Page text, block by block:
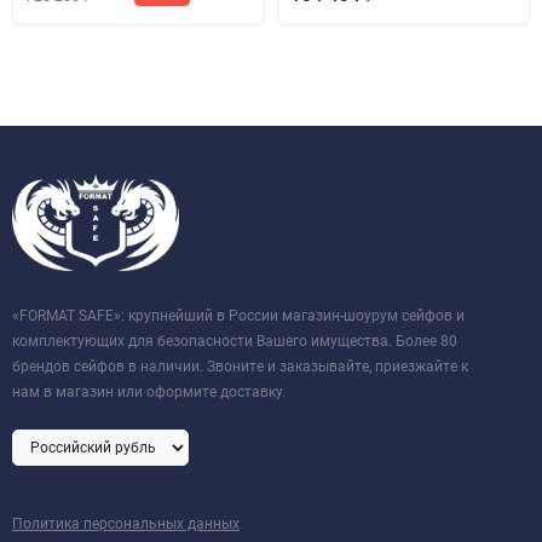
«FORMAT SAFE»: крупнейший в России магазин-шоурум сейфов и
комплектующих для безопасности Вашего имущества. Более 80
брендов сейфов в наличии. Звоните и заказывайте, приезжайте к
нам в магазин или оформите доставку.
Политика персональных данных